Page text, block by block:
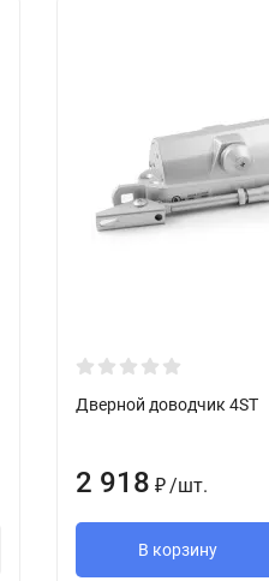
Дверной доводчик 4ST
2 918 ₽ /шт.
В корзину